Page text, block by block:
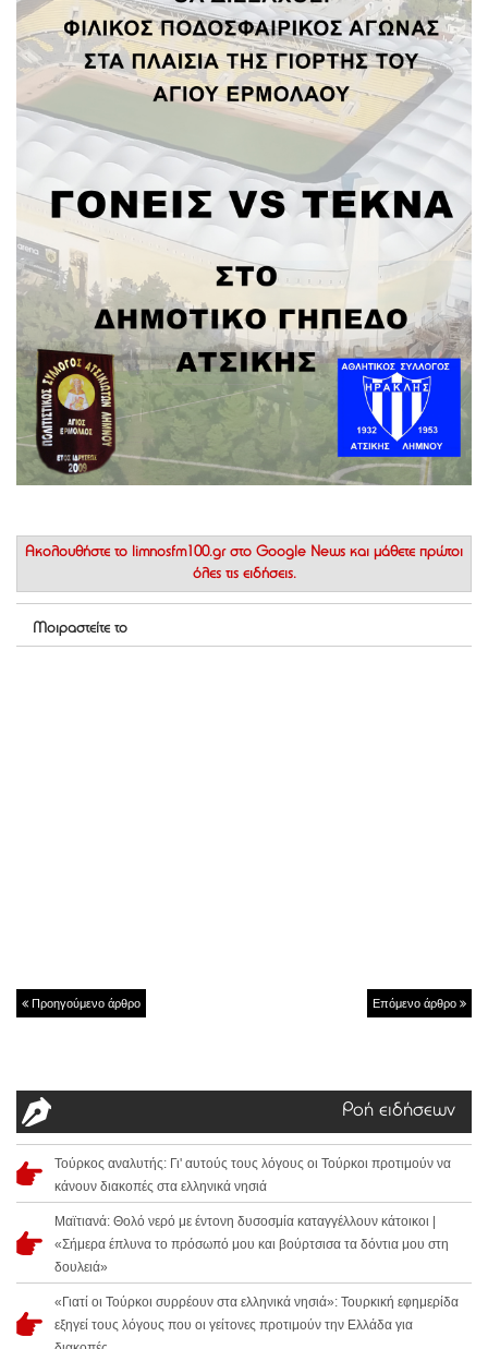
Ακολουθήστε το limnosfm100.gr στο Google News και μάθετε πρώτοι
όλες τις ειδήσεις.
Μοιραστείτε το
Προηγούμενο άρθρο Επόμενο άρθρο
Ροή ειδήσεων
Τούρκος αναλυτής: Γι' αυτούς τους λόγους οι Τούρκοι προτιμούν να
κάνουν διακοπές στα ελληνικά νησιά
Μαϊτιανά: Θολό νερό με έντονη δυσοσμία καταγγέλλουν κάτοικοι |
«Σήμερα έπλυνα το πρόσωπό μου και βούρτσισα τα δόντια μου στη
δουλειά»
«Γιατί οι Τούρκοι συρρέουν στα ελληνικά νησιά»: Τουρκική εφημερίδα
εξηγεί τους λόγους που οι γείτονες προτιμούν την Ελλάδα για